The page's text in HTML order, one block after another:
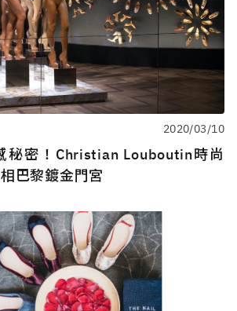
2020/03/10
秘密！Christian Louboutin時尚
巴黎鍍金門宮